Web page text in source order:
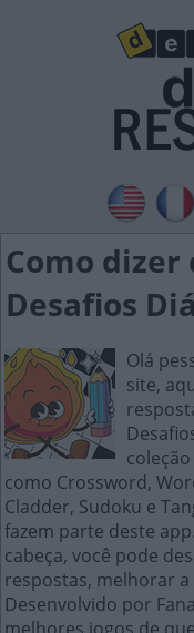
Como dizer
Desafios
Olá
site,
como Crossword,
Cladder, Sudoku e
fazem parte deste
cabeça, você pode
respostas, melhorar
Desenvolvido por